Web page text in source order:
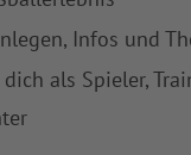
Infos und
als Spieler,